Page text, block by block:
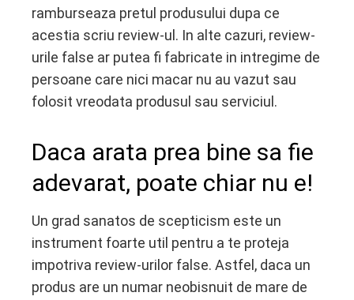
ramburseaza pretul produsului dupa ce
acestia scriu review-ul. In alte cazuri, review-
urile false ar putea fi fabricate in intregime de
persoane care nici macar nu au vazut sau
folosit vreodata produsul sau serviciul.
Daca arata prea bine sa fie
adevarat, poate chiar nu e!
Un grad sanatos de scepticism este un
instrument foarte util pentru a te proteja
impotriva review-urilor false. Astfel, daca un
produs are un numar neobisnuit de mare de